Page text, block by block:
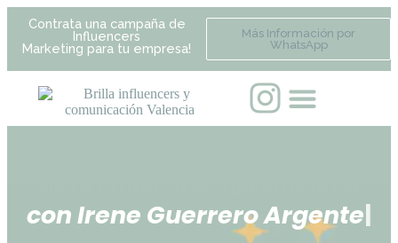
Contrata una campaña de
Influencers
Marketing para tu empresa!
Más Información por
WhatsApp
conIrene GuerreroArgente|